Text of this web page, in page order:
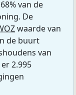
van de
De
waarde van
de buurt
van
2.995